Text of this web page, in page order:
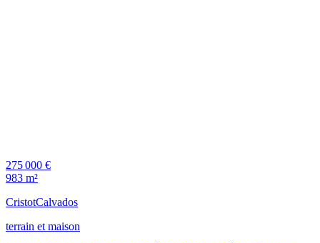
275 000 €
983 m²
CristotCalvados
terrain et maison